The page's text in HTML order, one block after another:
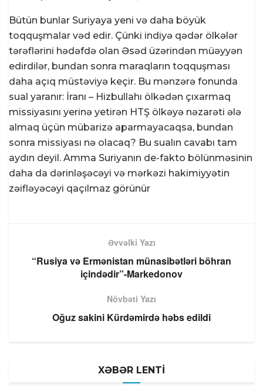
Bütün bunlar Suriyaya yeni və daha böyük
toqquşmalar vəd edir. Çünki indiyə qədər ölkələr
tərəflərini hədəfdə olan Əsəd üzərindən müəyyən
edirdilər, bundan sonra maraqların toqquşması
daha açıq müstəviyə keçir. Bu mənzərə fonunda
sual yaranır: İranı – Hizbullahı ölkədən çıxarmaq
missiyasını yerinə yetirən HTŞ ölkəyə nəzarəti ələ
almaq üçün mübarizə aparmayacaqsa, bundan
sonra missiyası nə olacaq? Bu sualın cavabı tam
aydın deyil. Amma Suriyanın de-fakto bölünməsinin
daha da dərinləşəcəyi və mərkəzi hakimiyyətin
zəifləyəcəyi qaçılmaz görünür
Əvvəlki Yazı
“Rusiya və Ermənistan münasibətləri böhran
içindədir”-Markedonov
Növbəti Yazı
Oğuz sakini Kürdəmirdə həbs edildi
XƏBƏR LENTİ